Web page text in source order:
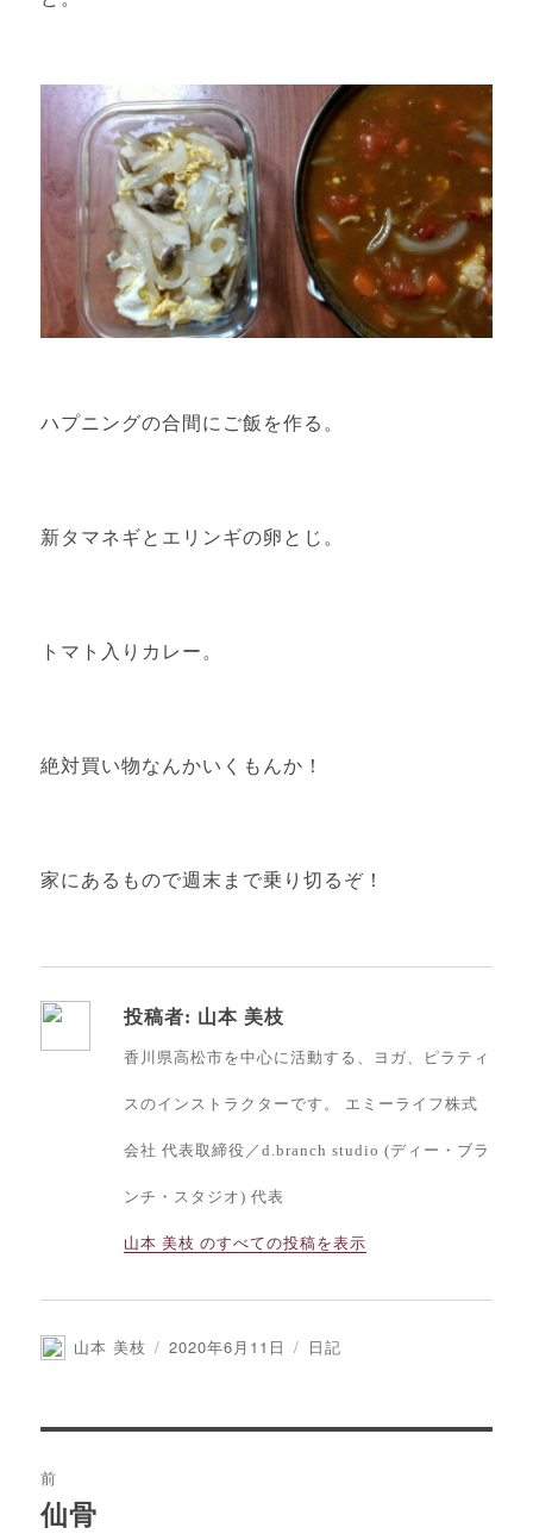
ハプニングの合間にご飯を作る。
新タマネギとエリンギの卵とじ。
トマト入りカレー。
絶対買い物なんかいくもんか！
家にあるもので週末まで乗り切るぞ！
投稿者: 山本 美枝
香川県高松市を中心に活動する、ヨガ、ピラティ
スのインストラクターです。 エミーライフ株式
会社 代表取締役／d.branch studio (ディー・ブラ
ンチ・スタジオ) 代表
山本 美枝 のすべての投稿を表示
投
山本 美枝
投
2020年6月11日
カ
日記
稿
前
前
仙骨